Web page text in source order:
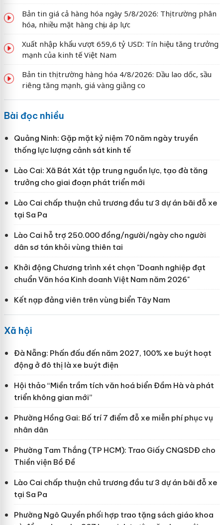
Bản tin giá cả hàng hóa ngày 5/8/2026: Thị trường phân
hóa, nhiều mặt hàng chịu áp lực
Xuất nhập khẩu vượt 659,6 tỷ USD: Tín hiệu tăng trưởng
mạnh của kinh tế Việt Nam
Bản tin thị trường hàng hóa 4/8/2026: Dầu lao dốc, sầu
riêng tăng mạnh, giá vàng giằng co
Bài đọc nhiều
Quảng Ninh: Gặp mặt kỷ niệm 70 năm ngày truyền
thống lực lượng cảnh sát kinh tế
Lào Cai: Xã Bát Xát tập trung nguồn lực, tạo đà tăng
trưởng cho giai đoạn phát triển mới
Lào Cai chấp thuận chủ trương đầu tư 3 dự án bãi đỗ xe
tại Sa Pa
Lào Cai hỗ trợ 250.000 đồng/người/ngày cho người
dân sơ tán khỏi vùng thiên tai
Khởi động Chương trình xét chọn "Doanh nghiệp đạt
chuẩn Văn hóa Kinh doanh Việt Nam năm 2026"
Kết nạp đảng viên trên vùng biển Tây Nam
Xã hội
Đà Nẵng: Phấn đấu đến năm 2027, 100% xe buýt hoạt
động ở đô thị là xe buýt điện
Hội thảo “Miền trầm tích văn hoá biển Đầm Hà và phát
triển không gian mới”
Phường Hồng Gai: Bố trí 7 điểm đỗ xe miễn phí phục vụ
nhân dân
Phường Tam Thắng (TP HCM): Trao Giấy CNQSDĐ cho
Thiền viện Bồ Đề
Lào Cai chấp thuận chủ trương đầu tư 3 dự án bãi đỗ xe
tại Sa Pa
Phường Ngô Quyền phối hợp trao tặng sách giáo khoa